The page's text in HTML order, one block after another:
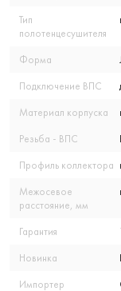
Тип
полотенцесушителя
Форма
Подключение ВПС
Материал корпуска
Резьба - ВПС
Профиль коллектора
Межосевое
расстояние, мм
Гарантия
Новинка
Импортер